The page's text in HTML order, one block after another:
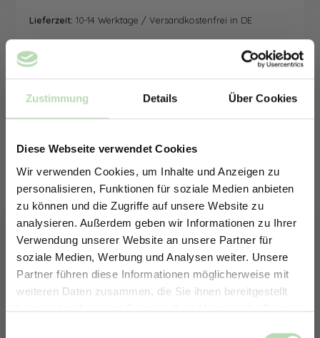
Zustimmung Details Über Cookies
Diese Webseite verwendet Cookies
Wir verwenden Cookies, um Inhalte und Anzeigen zu
personalisieren, Funktionen für soziale Medien anbieten
zu können und die Zugriffe auf unsere Website zu
analysieren. Außerdem geben wir Informationen zu Ihrer
Verwendung unserer Website an unsere Partner für
soziale Medien, Werbung und Analysen weiter. Unsere
Partner führen diese Informationen möglicherweise mit
weiteren Daten zusammen, die Sie ihnen bereitgestellt
haben oder die sie im Rahmen Ihrer Nutzung der Dienste
Lieferzeit: 10-14 Werktage / Versandkostenfrei in DE
ERHALTE 5% RABATT AUF
DEINE RÜCKWÄNDE